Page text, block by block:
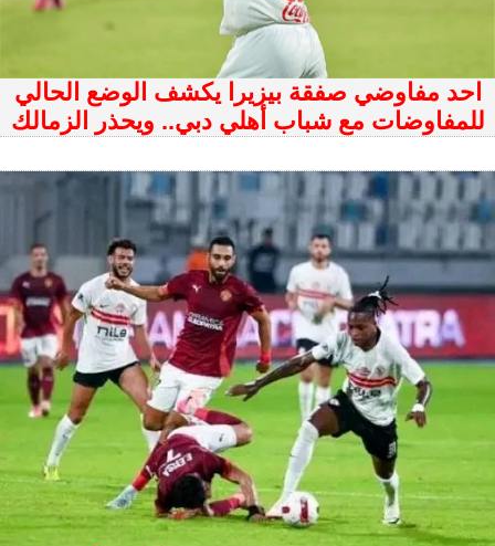
احد مفاوضي صفقة بيزيرا يكشف الوضع الحالي
للمفاوضات مع شباب أهلي دبي.. ويحذر الزمالك